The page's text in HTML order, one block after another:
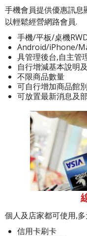
手機會員提供優惠訊息
以輕鬆經營網路會員.
手機/平板/桌機
Android/iPhone/
具管理後台,自主管
自行增減基本說明
不限商品數量
可自行增加商品館別
可放置最新消息及
個人及店家都可使用,
信用卡刷卡